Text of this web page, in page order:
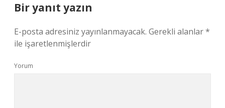
Bir yanıt yazın
E-posta adresiniz yayınlanmayacak. Gerekli alanlar*
ile işaretlenmişlerdir
Yorum